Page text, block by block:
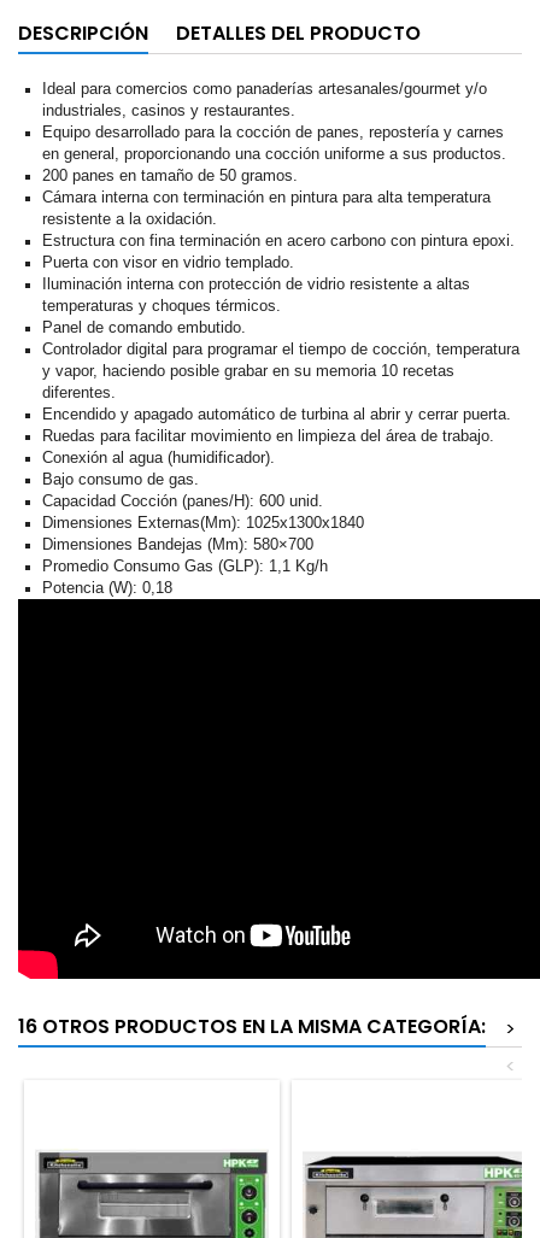
DESCRIPCIÓN DETALLES DEL PRODUCTO
Ideal para comercios como panaderías artesanales/gourmet y/o
industriales, casinos y restaurantes.
Equipo desarrollado para la cocción de panes, repostería y carnes
en general, proporcionando una cocción uniforme a sus productos.
200 panes en tamaño de 50 gramos.
Cámara interna con terminación en pintura para alta temperatura
resistente a la oxidación.
Estructura con fina terminación en acero carbono con pintura epoxi.
Puerta con visor en vidrio templado.
Iluminación interna con protección de vidrio resistente a altas
temperaturas y choques térmicos.
Panel de comando embutido.
Controlador digital para programar el tiempo de cocción, temperatura
y vapor, haciendo posible grabar en su memoria 10 recetas
diferentes.
Encendido y apagado automático de turbina al abrir y cerrar puerta.
Ruedas para facilitar movimiento en limpieza del área de trabajo.
Conexión al agua (humidificador).
Bajo consumo de gas.
Capacidad Cocción (panes/H): 600 unid.
Dimensiones Externas(Mm): 1025x1300x1840
Dimensiones Bandejas (Mm): 580×700
Promedio Consumo Gas (GLP): 1,1 Kg/h
Potencia (W): 0,18
16 OTROS PRODUCTOS EN LA MISMA CATEGORÍA:
>
<